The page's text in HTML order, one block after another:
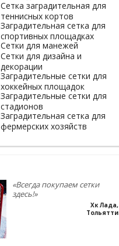
Сетка заградительная для
теннисных кортов
Заградительная сетка для
спортивных площадках
Сетки для манежей
Сетки для дизайна и
декорации
Заградительные сетки для
хоккейных площадок
Заградительные сетки для
стадионов
Заградительная сетка для
фермерских хозяйств
«Всегда покупаем сетки
здесь!»
Хк Лада,
Тольятти